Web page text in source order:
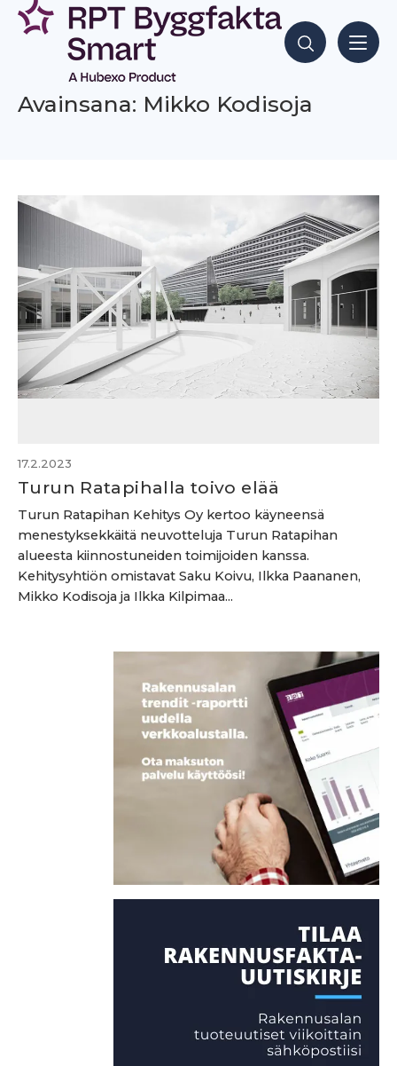
Siirry
sisältöön
Hae sisältöjä
Avainsana: Mikko Kodisoja
17.2.2023
Turun Ratapihalla toivo elää
Turun Ratapihan Kehitys Oy kertoo käyneensä
menestyksekkäitä neuvotteluja Turun Ratapihan
alueesta kiinnostuneiden toimijoiden kanssa.
Kehitysyhtiön omistavat Saku Koivu, Ilkka Paananen,
Mikko Kodisoja ja Ilkka Kilpimaa...